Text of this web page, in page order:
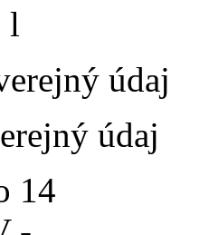
l
údaj
údaj